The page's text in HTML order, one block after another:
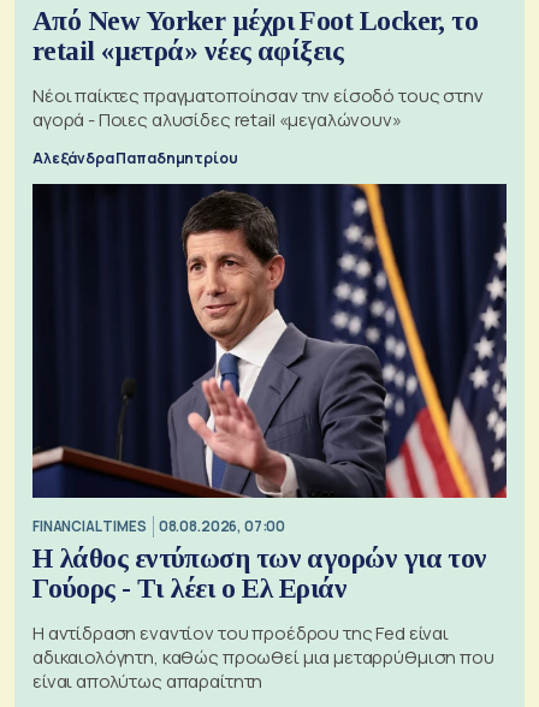
Από New Yorker μέχρι Foot Locker, το
retail «μετρά» νέες αφίξεις
Νέοι παίκτες πραγματοποίησαν την είσοδό τους στην
αγορά - Ποιες αλυσίδες retail «μεγαλώνουν»
Αλεξάνδρα Παπαδημητρίου
FINANCIAL TIMES 08.08.2026, 07:00
Η λάθος εντύπωση των αγορών για τον
Γούορς - Τι λέει ο Ελ Εριάν
Η αντίδραση εναντίον του προέδρου της Fed είναι
αδικαιολόγητη, καθώς προωθεί μια μεταρρύθμιση που
είναι απολύτως απαραίτητη